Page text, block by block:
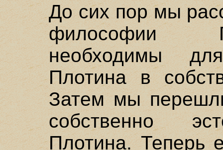
До сих пор мы
философии
необходимы
Плотина в
Затем мы
собственно
Плотина. Теперь